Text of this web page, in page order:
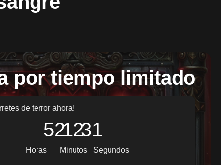
por tiempo limitado
de terror ahora!
521230
Horas Minutos Segundos